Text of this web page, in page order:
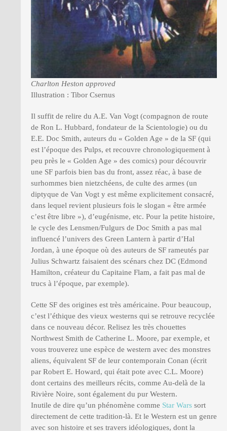
Charlton Heston approved
Illustration : Tibor Csernus
Il suffit de relire du A.E. Van Vogt (compagnon de route
de Ron L. Hubbard, fondateur de la Scientologie) ou du
E.E. Doc Smith, auteurs du « Golden Age » de la SF (qui
est l’époque des Pulps, et recouvre chronologiquement à
peu près le « Golden Age » des comics) pour découvrir
une SF parfois bien bas du front, assez réac, à base de
surhommes bien nietzchéens, de culte des armes (un
diptyque de Van Vogt y est même explicitement consacré,
dans lequel revient plusieurs fois le slogan « être armée
c’est être libre »), d’eugénisme, etc. Pour la petite histoire,
le cycle des Lensmen/Fulgurs de Doc Smith a pas mal
influencé l’univers des Green Lantern à partir d’Hal
Jordan, à une époque où des auteurs de SF rameutés par
Julius Schwartz faisaient des scénars chez DC (Edmond
Hamilton, créateur du Capitaine Flam, a fait pas mal de
trucs à l’époque, par exemple).
Cette SF des origines est très américaine. Pour beaucoup,
c’est l’éthique des vieux westerns qui se retrouve recyclée
dans ce nouveau décor. Relisez les très chouettes
Northwest Smith de Catherine L. Moore, par exemple, et
vous trouverez une espèce de western avec des monstres
aliens, équivalent SF de leur contemporain Conan (écrit
par Robert E. Howard, qui était pote avec C.L. Moore)
dont certains des meilleurs récits, comme Au-delà de la
Rivière Noire, sont également du pur Western.
Inutile de dire qu’un phénomène comme Star Wars sort
directement de cette tradition-là. Et le Western est un genre
avec son histoire et ses travers idéologiques, dont la